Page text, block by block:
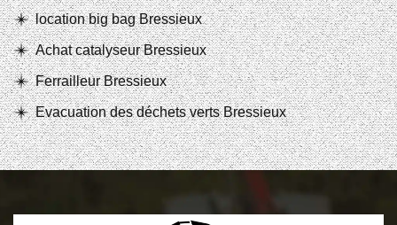
location big bag Bressieux
Achat catalyseur Bressieux
Ferrailleur Bressieux
Evacuation des déchets verts Bressieux